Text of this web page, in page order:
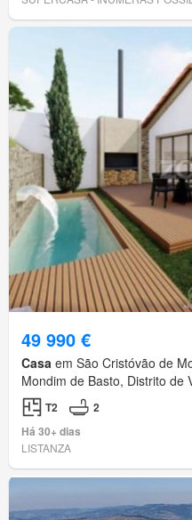
49 990 €
Casa em São Cristóvão de
Mondim de Basto, Distrito de
T2
2
Há 30+ dias
LISTANZA